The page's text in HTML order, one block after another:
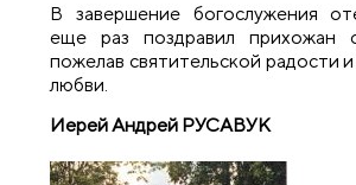
В завершение богослужения
еще раз поздравил прихожан
пожелав святительской радости
любви.
Иерей Андрей РУСАВУК